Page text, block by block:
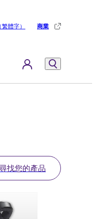
體字） 商業
找您的產品